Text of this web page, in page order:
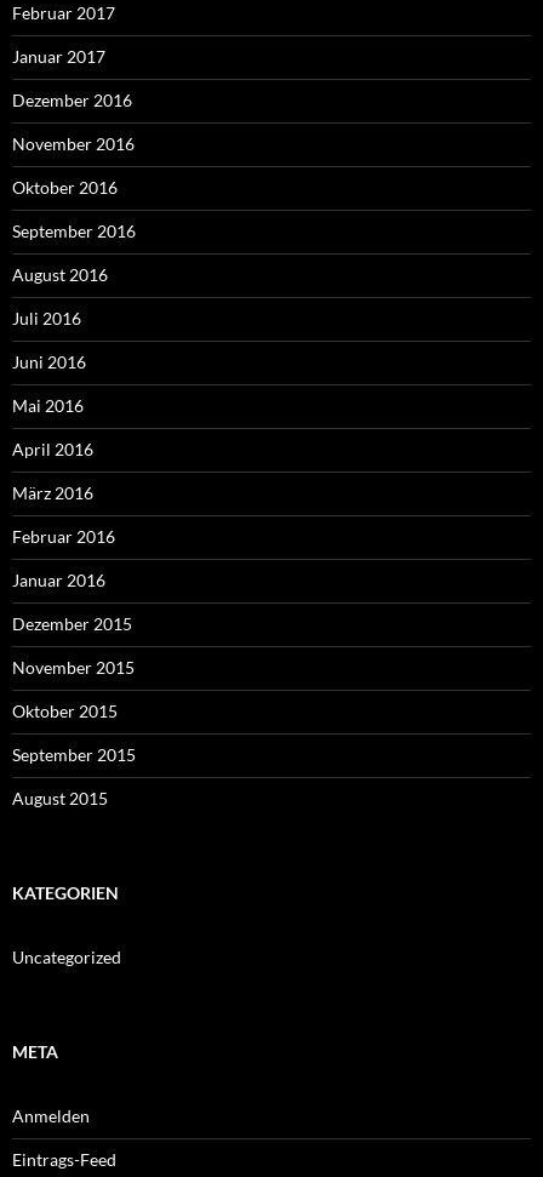
Februar 2017
Januar 2017
Dezember 2016
November 2016
Oktober 2016
September 2016
August 2016
Juli 2016
Juni 2016
Mai 2016
April 2016
März 2016
Februar 2016
Januar 2016
Dezember 2015
November 2015
Oktober 2015
September 2015
August 2015
KATEGORIEN
Uncategorized
META
Anmelden
Eintrags-Feed